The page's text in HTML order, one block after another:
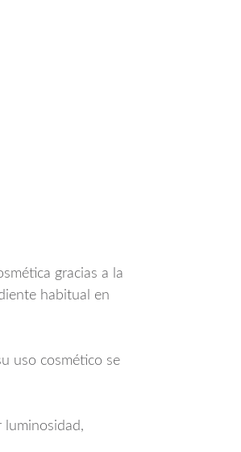
gracias a la
habitual en
uso cosmético se
luminosidad,